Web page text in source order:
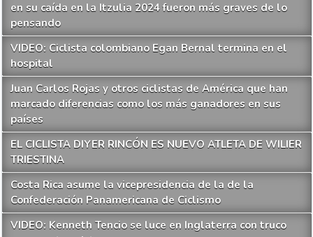
en su caída en la Itzulia 2024 fueron más graves de lo
pensando
VIDEO: Ciclista colombiano Egan Bernal termina en el
hospital
Juan Carlos Rojas y otros ciclistas de América que han
marcado diferencias como los más ganadores en sus
países
EL CICLISTA DIYER RINCÓN ES NUEVO ATLETA DE WILIER
TRIESTINA
Costa Rica asume la vicepresidencia de la de la
Confederación Panamericana de Ciclismo
VIDEO: Kenneth Tencio se luce en Inglaterra con truco